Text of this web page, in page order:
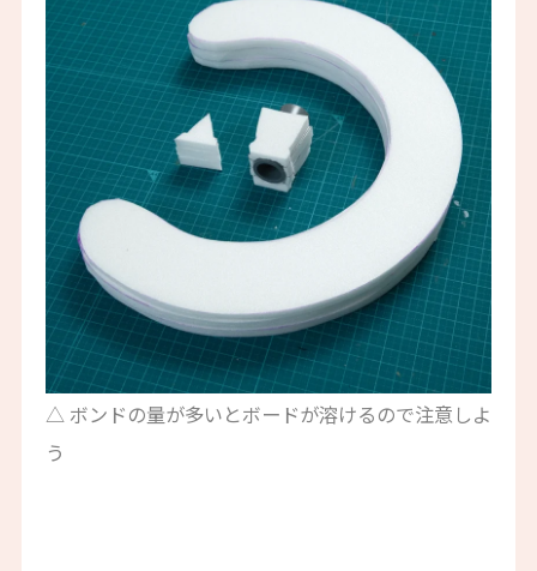
△ ボンドの量が多いとボードが溶けるので注意しよ
う